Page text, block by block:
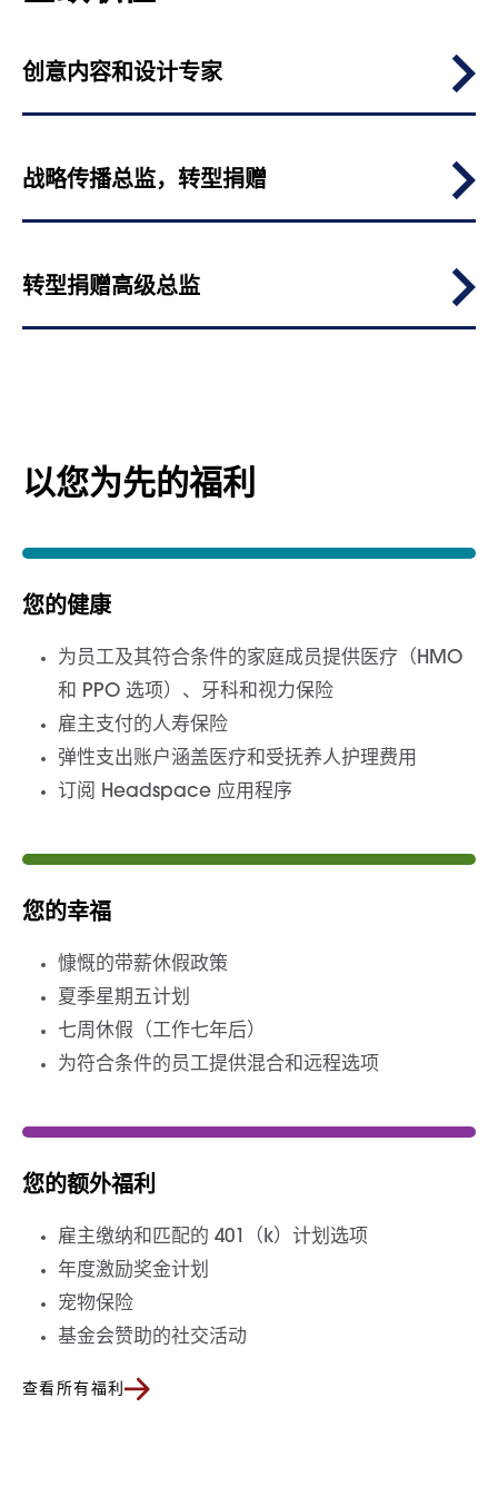
创意内容和设计专家
战略传播总监，转型捐赠
转型捐赠高级总监
以您为先的福利
您的健康
为员工及其符合条件的家庭成员提供医疗（HMO
和 PPO 选项）、牙科和视力保险
雇主支付的人寿保险
弹性支出账户涵盖医疗和受抚养人护理费用
订阅 Headspace 应用程序
您的幸福
慷慨的带薪休假政策
夏季星期五计划
七周休假（工作七年后）
为符合条件的员工提供混合和远程选项
您的额外福利
雇主缴纳和匹配的 401（k）计划选项
年度激励奖金计划
宠物保险
基金会赞助的社交活动
查看所有福利